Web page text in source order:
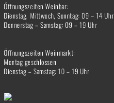
Öffnungszeiten Weinbar:
Dienstag, Mittwoch, Sonntag: 09 – 14 Uhr
Donnerstag – Samstag: 09 – 19 Uhr
Öffnungszeiten Weinmarkt:
Montag geschlossen
Dienstag – Samstag: 10 – 19 Uhr